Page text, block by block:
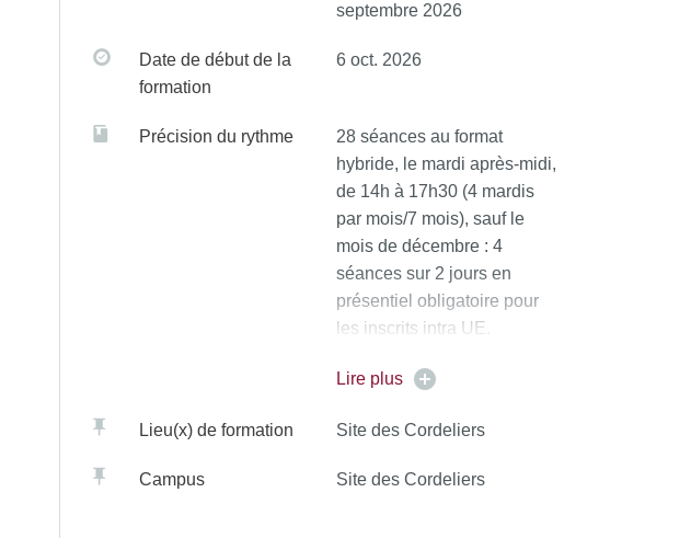
septembre 2026
Date de début de la
formation
6 oct. 2026
Précision du rythme
28 séances au format
hybride, le mardi après-midi,
de 14h à 17h30 (4 mardis
par mois/7 mois), sauf le
mois de décembre : 4
séances sur 2 jours en
présentiel obligatoire pour
les inscrits intra UE.
Examen écrit : 2h en
14h
Lire plus
Lieu(x) de formation Site des Cordeliers
Campus Site des Cordeliers